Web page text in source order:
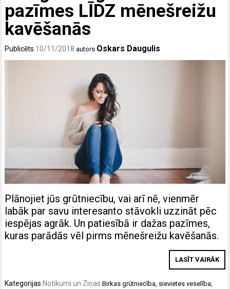
pazīmes LĪDZ mēnešreižu
kavēšanās
Publicēts 10/11/2018 autors Oskars Daugulis
Plānojiet jūs grūtniecību, vai arī nē, vienmēr
labāk par savu interesanto stāvokli uzzināt pēc
iespējas agrāk. Un patiesībā ir dažas pazīmes,
kuras parādās vēl pirms mēnešreižu kavēšanās.
LASĪT VAIRĀK
Kategorijas Notikumi un Ziņas Birkasgrūtniecība sievietes veselība